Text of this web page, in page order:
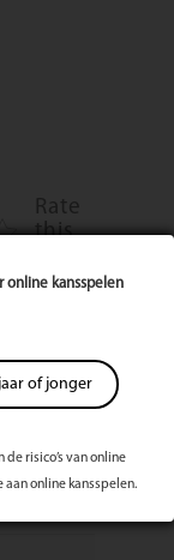
online kansspelen
of jonger
risico’s van online
online kansspelen.
Rate
this